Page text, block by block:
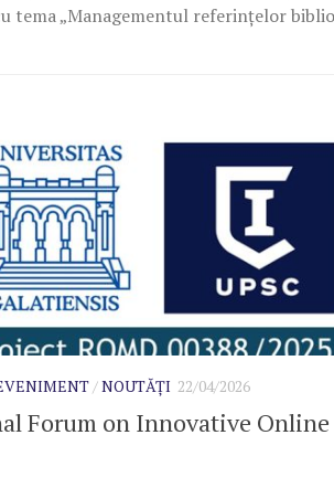
tema „Managementul referințelor
/NOUTĂȚI 22/04/2026
Forum on Innovative Online